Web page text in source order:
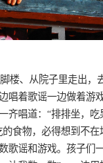
楼、从院子里走出，
唱着歌谣一边做着游
齐唱道：“排排坐，
食物，必得想到不
歌谣和游戏。孩子们